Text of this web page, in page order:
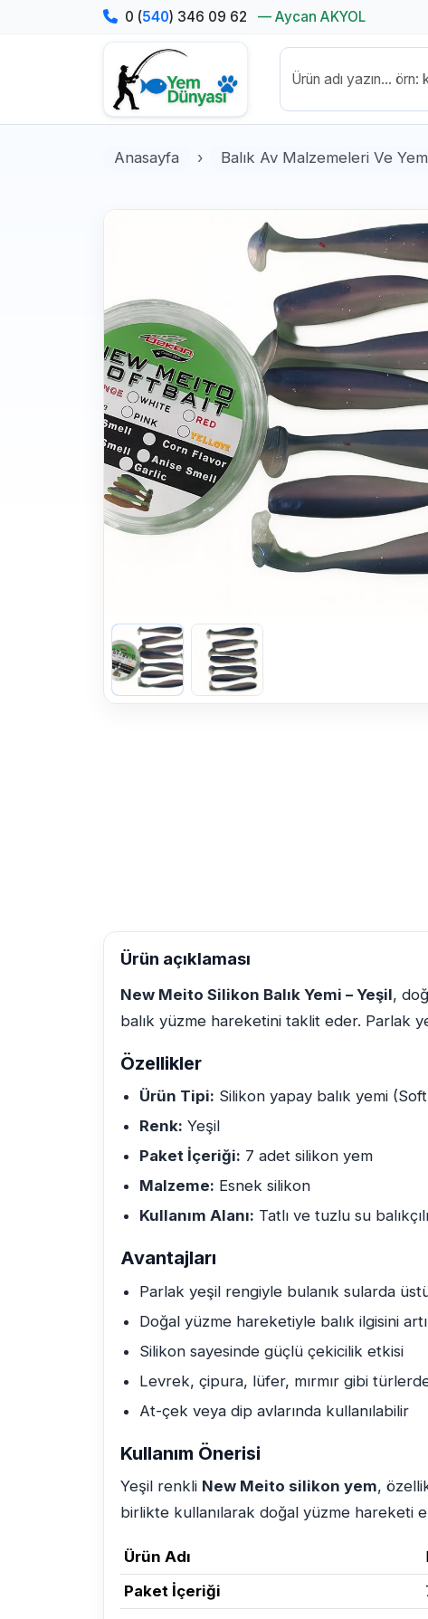
0 (540) 346 09 62 — Aycan AKYOL
Anasayfa Balık Av Malzemeleri Ve
Ürün açıklaması
New Meito Silikon Balık Yemi – Yeşil,
balık yüzme hareketini taklit eder. Parlak
Özellikler
Ürün Tipi: Silikon yapay balık yemi
Renk: Yeşil
Paket İçeriği: 7 adet silikon yem
Malzeme: Esnek silikon
Kullanım Alanı: Tatlı ve tuzlu su
Avantajları
Parlak yeşil rengiyle bulanık sularda
Doğal yüzme hareketiyle balık ilgisini
Silikon sayesinde güçlü çekicilik etkisi
Levrek, çipura, lüfer, mırmır gibi
At-çek veya dip avlarında kullanılabilir
Kullanım Önerisi
Yeşil renkli New Meito silikon yem,
birlikte kullanılarak doğal yüzme hareketi
Ürün Adı
Paket İçeriği